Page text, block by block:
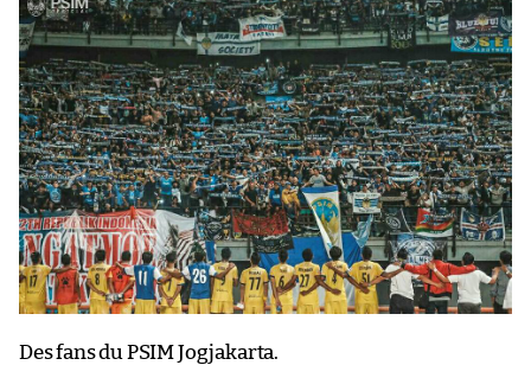
Des fans du PSIM Jogjakarta.